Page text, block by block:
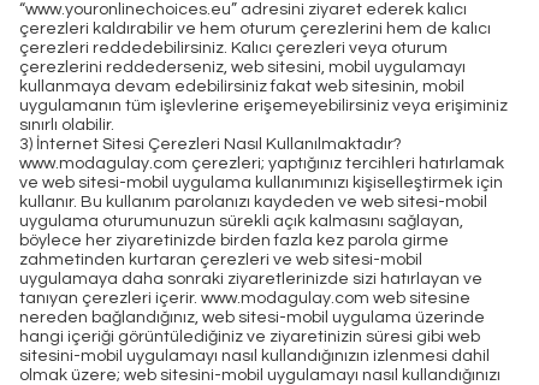
“www.youronlinechoices.eu” adresini ziyaret ederek kalıcı
çerezleri kaldırabilir ve hem oturum çerezlerini hem de kalıcı
çerezleri reddedebilirsiniz. Kalıcı çerezleri veya oturum
çerezlerini reddederseniz, web sitesini, mobil uygulamayı
kullanmaya devam edebilirsiniz fakat web sitesinin, mobil
uygulamanın tüm işlevlerine erişemeyebilirsiniz veya erişiminiz
sınırlı olabilir.
3) İnternet Sitesi Çerezleri Nasıl Kullanılmaktadır?
www.modagulay.com çerezleri; yaptığınız tercihleri hatırlamak
ve web sitesi-mobil uygulama kullanımınızı kişiselleştirmek için
kullanır. Bu kullanım parolanızı kaydeden ve web sitesi-mobil
uygulama oturumunuzun sürekli açık kalmasını sağlayan,
böylece her ziyaretinizde birden fazla kez parola girme
zahmetinden kurtaran çerezleri ve web sitesi-mobil
uygulamaya daha sonraki ziyaretlerinizde sizi hatırlayan ve
tanıyan çerezleri içerir. www.modagulay.com web sitesine
nereden bağlandığınız, web sitesi-mobil uygulama üzerinde
hangi içeriği görüntülediğiniz ve ziyaretinizin süresi gibi web
sitesini-mobil uygulamayı nasıl kullandığınızın izlenmesi dahil
olmak üzere; web sitesini-mobil uygulamayı nasıl kullandığınızı